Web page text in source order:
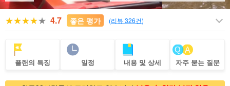
4.7 좋은 평가 (리뷰 326건)
플랜의 특징 일정 내용 및 상세 자주 묻는 질문